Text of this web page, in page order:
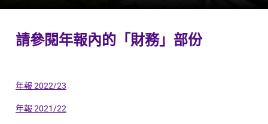
請參閱年報內的「財務」部份
年報 2022/23
年報 2021/22